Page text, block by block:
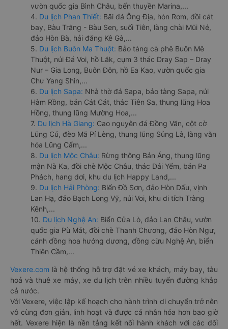
vườn quốc gia Bình Châu, bến thuyền Marina,...
4. Du lịch Phan Thiết: Bãi đá Ông Địa, hòn Rơm, đồi cát
bay, Bàu Trắng - Bàu Sen, suối Tiên, làng chài Mũi Né,
đảo Hòn Bà, hải đăng Kê Gà,...
5. Du lịch Buôn Ma Thuột: Bảo tàng cà phê Buôn Mê
Thuột, núi Đá Voi, hồ Lắk, cụm 3 thác Dray Sap – Dray
Nur – Gia Long, Buôn Đôn, hồ Ea Kao, vườn quốc gia
Chư Yang Shin,...
6. Du lịch Sapa: Nhà thờ đá Sapa, bảo tàng Sapa, núi
Hàm Rồng, bản Cát Cát, thác Tiên Sa, thung lũng Hoa
Hồng, thung lũng Mường Hoa,...
7. Du lịch Hà Giang: Cao nguyên đá Đồng Văn, cột cờ
Lũng Cú, đèo Mã Pí Lèng, thung lũng Sủng Là, làng văn
hóa Lũng Cẩm,...
8. Du lịch Mộc Châu: Rừng thông Bản Áng, thung lũng
mận Nà Ka, đồi chè Mộc Châu, thác Dải Yếm, bản Pa
Phách, hang dơi, khu du lịch Happy Land,...
9. Du lịch Hải Phòng: Biển Đồ Sơn, đảo Hòn Dấu, vịnh
Lan Hạ, đảo Bạch Long Vỹ, núi Voi, khu di tích Tràng
Kênh,...
10. Du lịch Nghệ An: Biển Cửa Lò, đảo Lan Châu, vườn
quốc gia Pù Mát, đồi chè Thanh Chương, đảo Hòn Ngư,
cánh đồng hoa hướng dương, đồng cừu Nghệ An, biển
Thiên Cầm,...
Vexere.com là hệ thống hỗ trợ đặt vé xe khách, máy bay, tàu
hoả và thuê xe máy, xe du lịch trên nhiều tuyến đường khắp
cả nước.
Với Vexere, việc lập kế hoạch cho hành trình di chuyển trở nên
vô cùng đơn giản, linh hoạt và được cá nhân hóa hơn bao giờ
hết. Vexere hiện là nền tảng kết nối hành khách với các đối